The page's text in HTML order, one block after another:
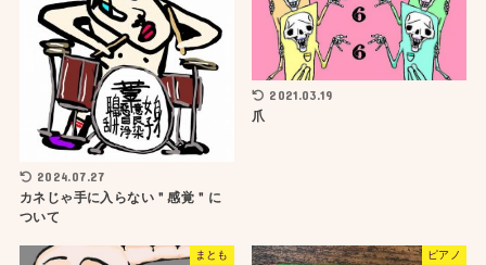
2024.07.27
カネじゃ手に入らない＂感覚＂に
ついて
2021.03.19
爪
まとも ピアノ